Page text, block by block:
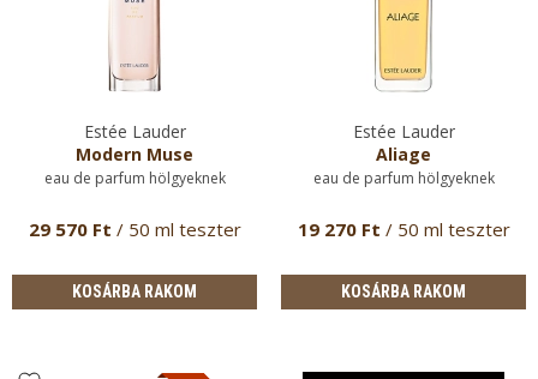
Estée Lauder
Modern Muse
eau de parfum hölgyeknek
29 570 Ft / 50 ml teszter
KOSÁRBA RAKOM
Estée Lauder
Aliage
eau de parfum hölgyeknek
19 270 Ft / 50 ml teszter
KOSÁRBA RAKOM